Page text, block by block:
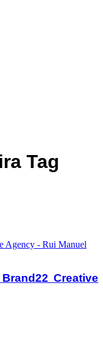
Tag
Creative